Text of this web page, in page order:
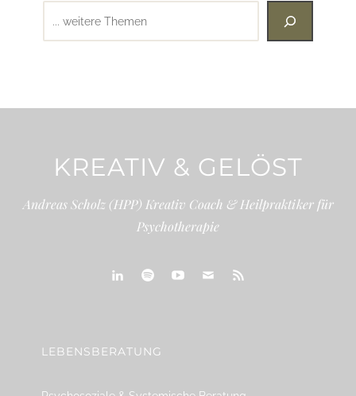
KREATIV & GELÖST
Andreas Scholz (HPP) Kreativ Coach & Heilpraktiker für
Psychotherapie
LEBENSBERATUNG